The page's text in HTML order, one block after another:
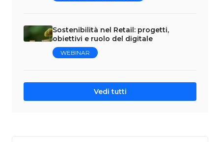
Sostenibilità nel Retail: progetti,
obiettivi e ruolo del digitale
WEBINAR
Vedi tutti